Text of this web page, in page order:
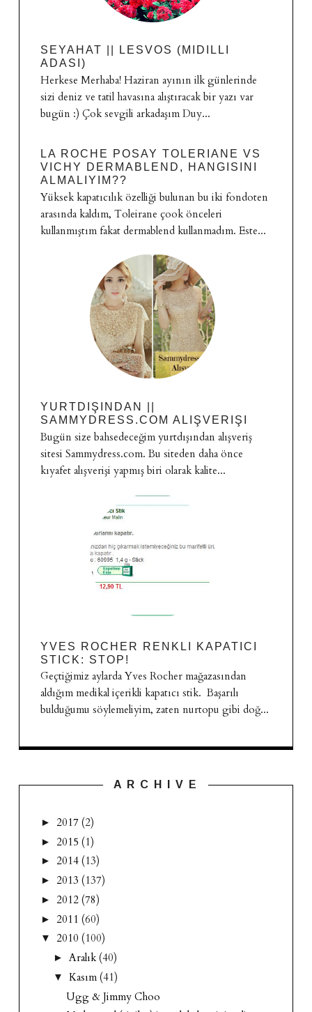
SEYAHAT || LESVOS (MIDILLI
ADASI)
Herkese Merhaba! Haziran ayının ilk günlerinde
sizi deniz ve tatil havasına alıştıracak bir yazı var
bugün :) Çok sevgili arkadaşım Duy...
LA ROCHE POSAY TOLERIANE VS
VICHY DERMABLEND, HANGISINI
ALMALIYIM??
Yüksek kapatıcılık özelliği bulunan bu iki fondoten
arasında kaldım, Toleirane çook önceleri
kullanmıştım fakat dermablend kullanmadım. Este...
YURTDIŞINDAN ||
SAMMYDRESS.COM ALIŞVERIŞI
Bugün size bahsedeceğim yurtdışından alışveriş
sitesi Sammydress.com. Bu siteden daha önce
kıyafet alışverişi yapmış biri olarak kalite...
YVES ROCHER RENKLI KAPATICI
STICK: STOP!
Geçtiğimiz aylarda Yves Rocher mağazasından
aldığım medikal içerikli kapatıcı stik. Başarılı
bulduğumu söylemeliyim, zaten nurtopu gibi doğ...
A R C H I V E
► 2017 (2)
► 2015 (1)
► 2014 (13)
► 2013 (137)
► 2012 (78)
► 2011 (60)
▼ 2010 (100)
► Aralık (40)
▼ Kasım (41)
Ugg & Jimmy Choo